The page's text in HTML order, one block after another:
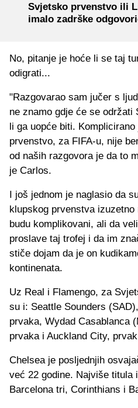
Svjetsko prvenstvo ili
imalo zadrške
No, pitanje je hoće li se taj
odigrati...
"Razgovarao sam jučer s
ne znamo gdje će se
li ga uopće biti.
prvenstvo, za FIFA-u, nije
od naših razgovora je da to
je Carlos.
I još jednom je naglasio da
klupskog prvenstva
budu komplikovani, ali da
proslave taj trofej i da im
stiče dojam da je on
kontinenata.
Uz Real i Flamengo, za
su i: Seattle Sounders
prvaka, Wydad Casablanca
prvaka i Auckland City,
Chelsea je posljednjih
već 22 godine. Najviše titula
Barcelona tri, Corinthians i